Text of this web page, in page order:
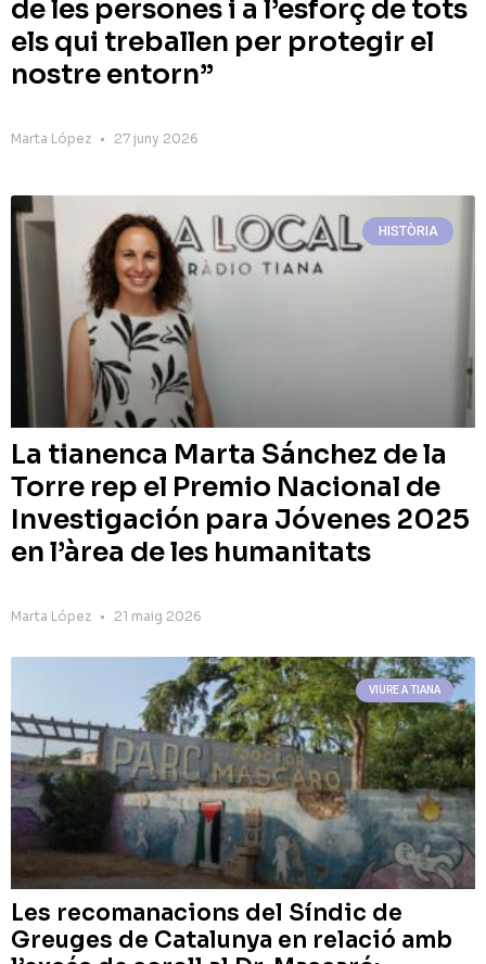
de les persones i a l’esforç de tots
els qui treballen per protegir el
nostre entorn”
Marta López 27 juny 2026
HISTÒRIA
La tianenca Marta Sánchez de la
Torre rep el Premio Nacional de
Investigación para Jóvenes 2025
en l’àrea de les humanitats
Marta López 21 maig 2026
VIURE A TIANA
Les recomanacions del Síndic de
Greuges de Catalunya en relació amb